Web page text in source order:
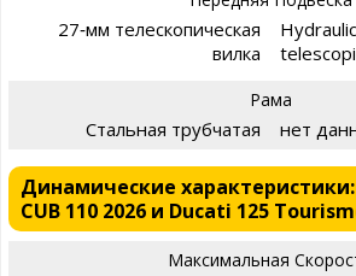
27‑мм телескопическая
вилка
Рама
Стальная трубчатая нет
Динамические характеристики:
CUB 110 2026 и Ducati 125
Максимальная